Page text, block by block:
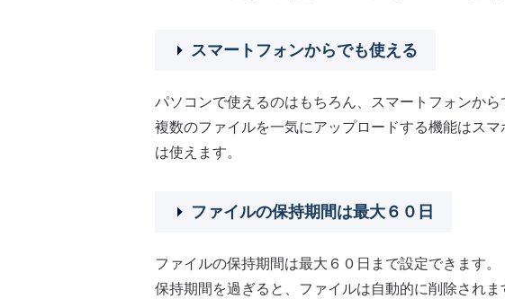
スマートフォンからでも使える
パソコンで使えるのはもちろん、スマートフォンから
複数のファイルを一気にアップロードする機能はス
は使えます。
ファイルの保持期間は最大６０日
ファイルの保持期間は最大６０日まで設定できます。
保持期間を過ぎると、ファイルは自動的に削除されま